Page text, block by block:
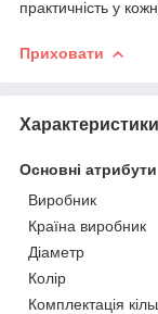
практичність у
Приховати
Характеристики
Основні атрибути
Виробник
Країна виробник
Діаметр
Колір
Комплектація